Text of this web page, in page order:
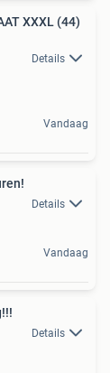
XXXL (44)
Details
Vandaag
Details
Vandaag
Details